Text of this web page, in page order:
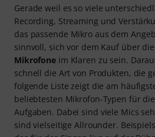
Gerade weil es so viele
Recording, Streaming und
das passende Mikro aus dem
sinnvoll, sich vor dem Kauf über die
Mikrofone im Klaren zu sein.
schnell die Art von Produkten, die
folgende Liste zeigt die am
beliebtesten Mikrofon-Typen für
Aufgaben. Dabei sind viele Mics
sind vielseitige Allrounder.